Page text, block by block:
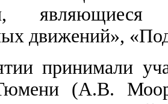
движений»,
принимали
(А.В.